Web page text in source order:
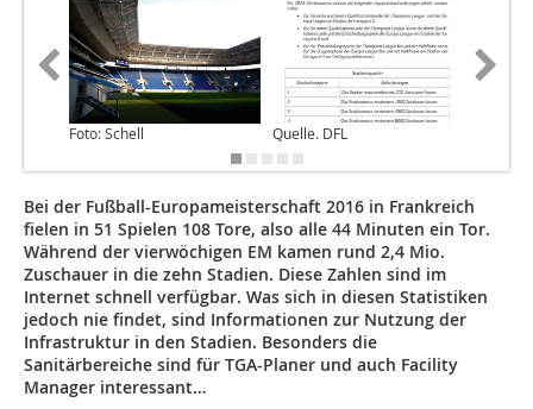
Foto: Schell Quelle. DFL
Bei der Fußball-Europameisterschaft 2016 in Frankreich
fielen in 51 Spielen 108 Tore, also alle 44 Minuten ein Tor.
Während der vierwöchigen EM kamen rund 2,4 Mio.
Zuschauer in die zehn Stadien. Diese Zahlen sind im
Internet schnell verfügbar. Was sich in diesen Statistiken
jedoch nie findet, sind Informationen zur Nutzung der
Infrastruktur in den Stadien. Besonders die
Sanitärbereiche sind für TGA-Planer und auch Facility
Manager interessant…